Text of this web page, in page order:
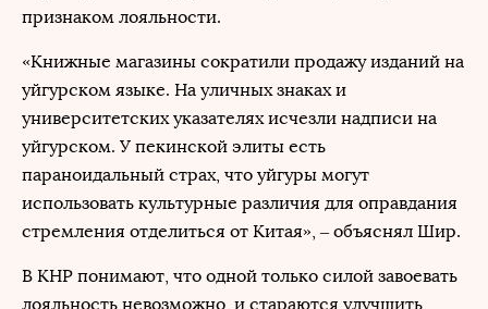
признаком лояльности.
«Книжные магазины сократили продажу изданий на
уйгурском языке. На уличных знаках и
университетских указателях исчезли надписи на
уйгурском. У пекинской элиты есть
параноидальный страх, что уйгуры могут
использовать культурные различия для оправдания
стремления отделиться от Китая», – объяснял Шир.
В КНР понимают, что одной только силой завоевать
лояльность невозможно, и стараются улучшить